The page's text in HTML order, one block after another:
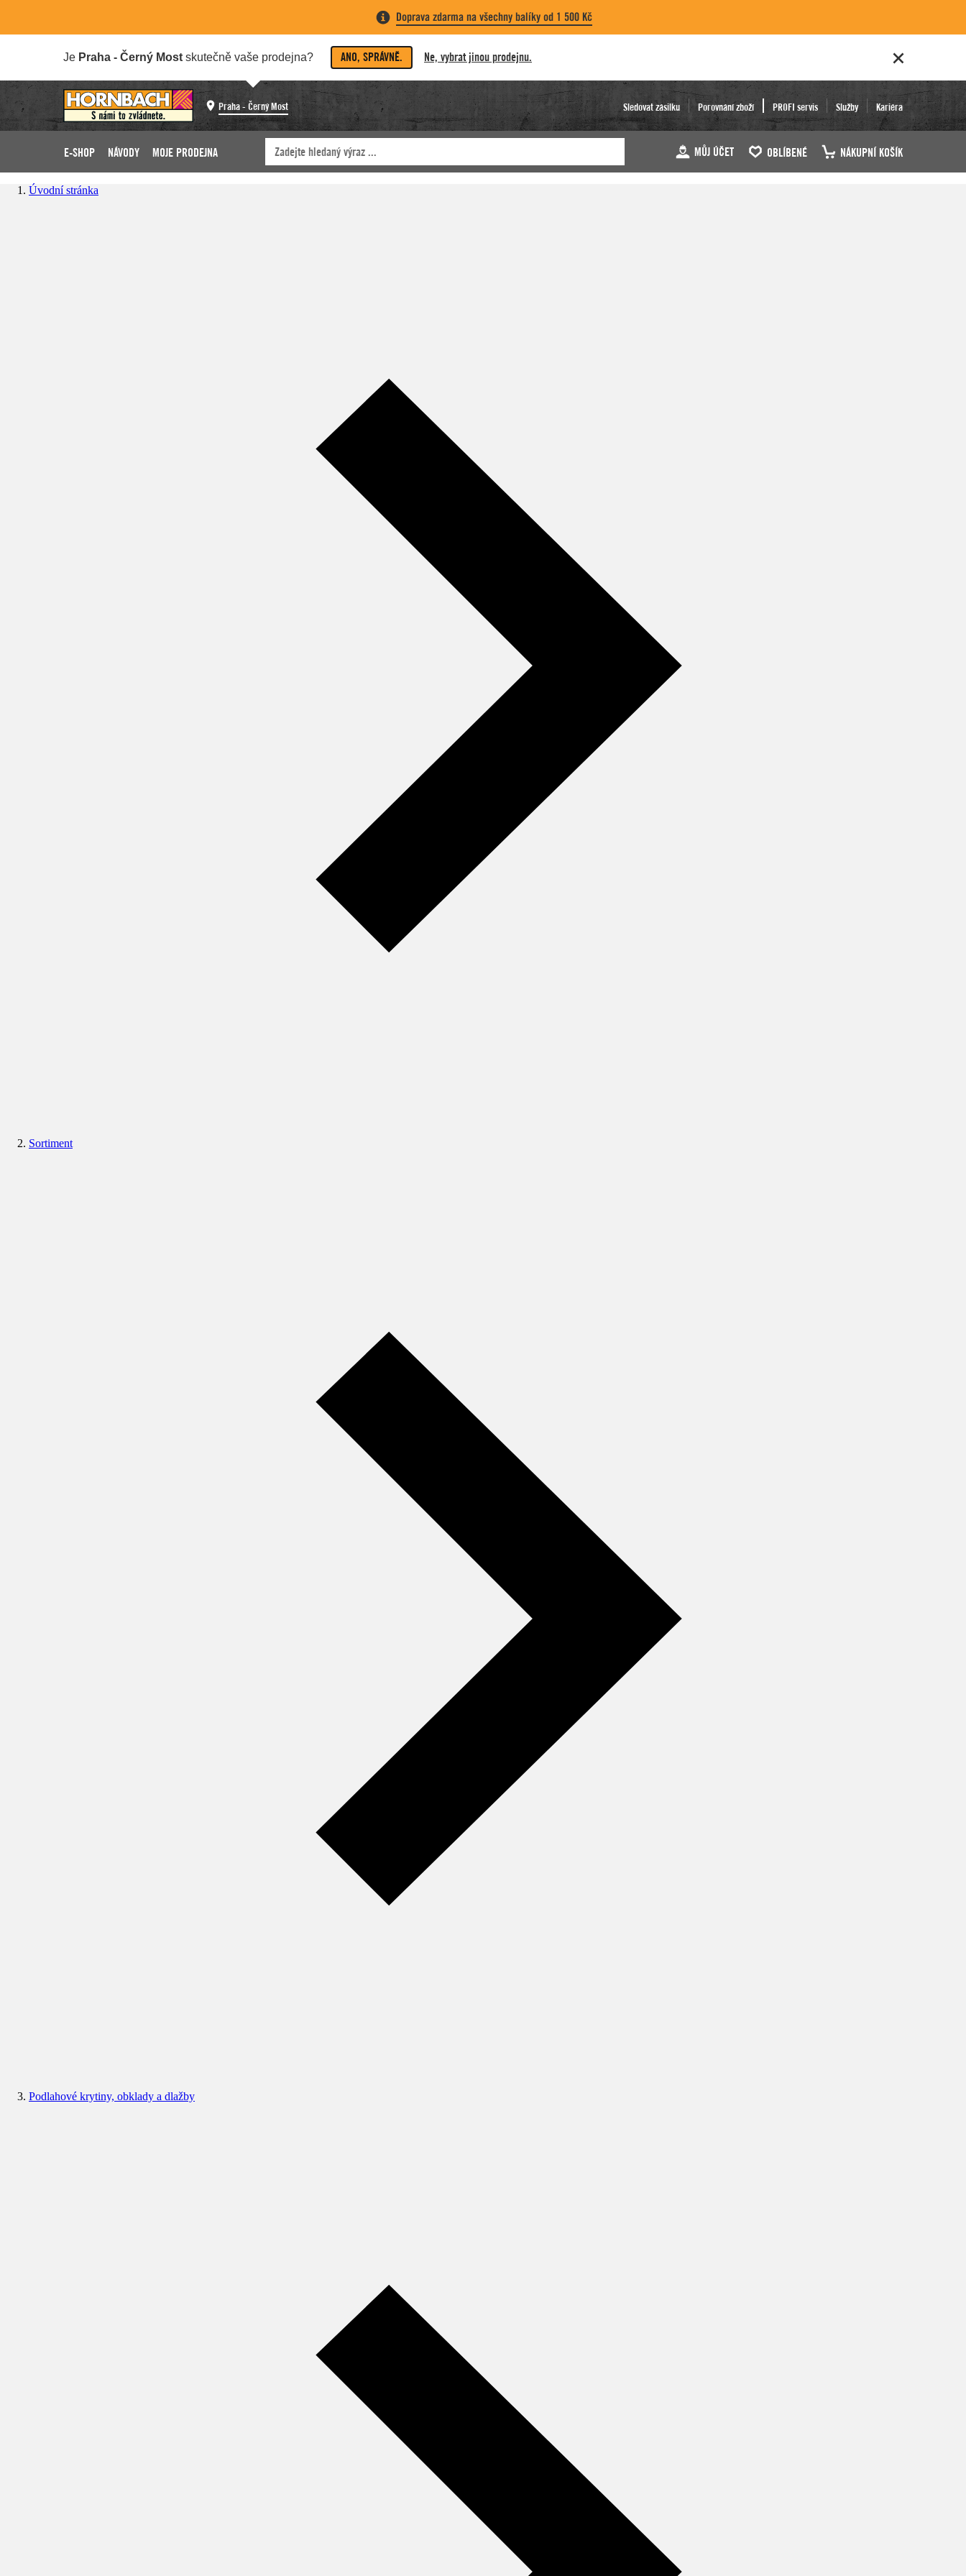
Doprava zdarma na všechny balíky od 1 500 Kč
Je Praha - Černý Most skutečně vaše prodejna? ANO, SPRÁVNĚ. Ne, vybrat jinou prodejnu.
Praha - Černý Most Sledovat zásilku Porovnání zboží PROFI servis Služby Kariéra
E-SHOP NÁVODY MOJE PRODEJNA MŮJ ÚČET OBLÍBENÉ NÁKUPNÍ KOŠÍK
Úvodní stránka
Sortiment
Podlahové krytiny, obklady a dlažby